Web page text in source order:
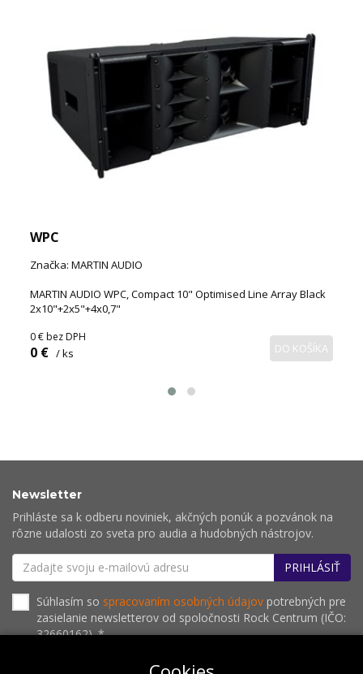
WPC
Značka: MARTIN AUDIO
MARTIN AUDIO WPC, Compact 10" Optimised Line Array Black
2x10"+2x5"+4x0,7"
0 € bez DPH
0 € / ks DO KOŠÍKA
Newsletter
Prihláste sa k odberu noviniek, akčných ponúk a pozvánok na
rôzne udalosti zo sveta pro audia a hudobných nástrojov.
PRIHLÁSIŤ
Súhlasím so spracovaním osobných údajov potrebných pre
zasielanie newsletterov od spoločnosti Rock Centrum (IČO:
32660162). *